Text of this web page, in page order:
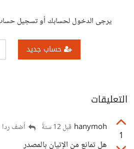
يرجى الدخول لحسابك أو تسجيل
حساب جديد
التعليقات
1
hanymoh قبل 12 سنةً أضف ردا
هل تمانع من الإتيان بالمصدر